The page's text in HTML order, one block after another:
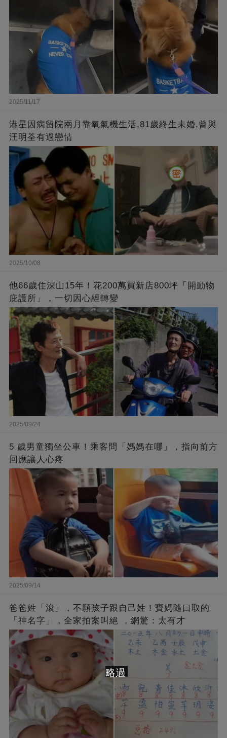
2025/11/17
港星因病留院兩月靠氧氣機生活,81歲終生未婚,曾與
汪明荃有過戀情
2025/10/08
他66歲住深山15年！花200萬買新店800坪「開動物
庇護所」，一切因心經轉變
2025/09/24
5 歲男童獨坐公車！乘客問「媽媽在哪」，指向前方
回應讓人心疼
2025/09/14
爸爸姓「滾」，不願孩子跟自己姓！寶媽隨口取的
「神名字」，全家拍案叫絕 ，網驚：太有才
略過